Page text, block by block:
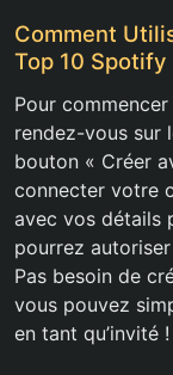
Comment
Top 10 Spotify
Pour
rendez-vous sur
bouton « Créer
connecter votre
avec vos détails
pourrez
Pas besoin de
vous pouvez
en tant qu’invité !